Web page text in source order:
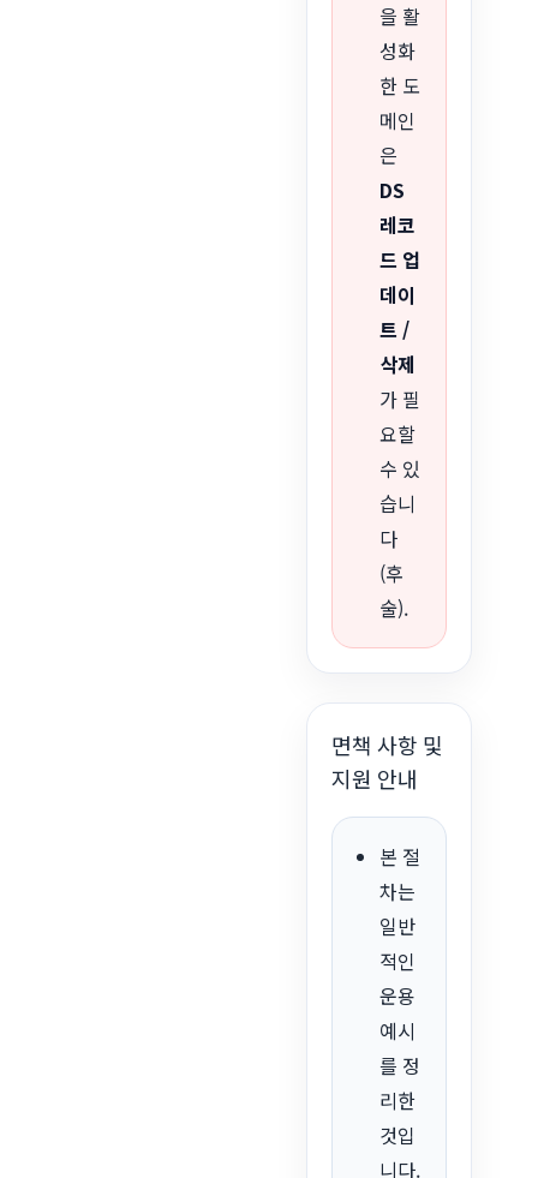
을 활
성화
한 도
메인
은
DS
레코
드 업
데이
트 /
삭제
가 필
요할
수 있
습니
다
(후
술).
면책 사항 및
지원 안내
본 절
차는
일반
적인
운용
예시
를 정
리한
것입
니다.